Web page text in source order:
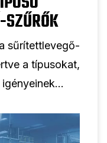
SZŰRŐK
sűrítettlevegő-
a típusokat,